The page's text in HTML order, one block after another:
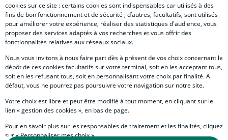
Economiste
Body
Les investisseurs anticipaient (espéraient) une année 2026
plus calme que 2025, tablant sur l’idée que les risques liés
aux politiques de la Maison Blanche seraient en grande
partie derrière nous. À la mi-janvier, force est de constater
que les risques géopolitiques sont revenus en force au
premier plan de l’actualité et sont susceptibles d’entraver la
reprise mondiale et le recul de l’inflation.
cookies sur ce site : certains cookies sont indispensables car utilisés à des
fins de bon fonctionnement et de sécurité ; d’autres, facultatifs, sont utilisés
pour améliorer votre expérience, réaliser des statistiques d'audience, vous
proposer des services adaptés à vos recherches et vous offrir des
fonctionnalités relatives aux réseaux sociaux.
Nous vous invitons à nous faire part dès à présent de vos choix concernant le
dépôt de ces cookies facultatifs sur votre terminal, soit en les acceptant tous,
soit en les refusant tous, soit en personnalisant votre choix par finalité. A
défaut, vous ne pourrez pas poursuivre votre navigation sur notre site.
Votre choix est libre et peut être modifié à tout moment, en cliquant sur le
lien « gestion des cookies », en bas de page.
Pour en savoir plus sur les responsables de traitement et les finalités, cliquez
sur « Personnaliser mes choix ».